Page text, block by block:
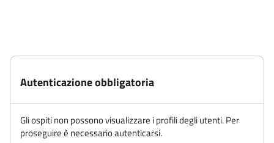
Autenticazione obbligatoria
Gli ospiti non possono visualizzare i profili degli utenti. Per
proseguire è necessario autenticarsi.